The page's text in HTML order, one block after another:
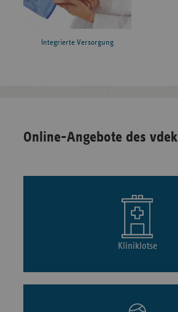
Integrierte Versorgung
Online-Angebote des vdek
Kliniklotse